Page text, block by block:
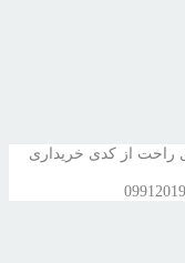
راحت از کدی خریداری